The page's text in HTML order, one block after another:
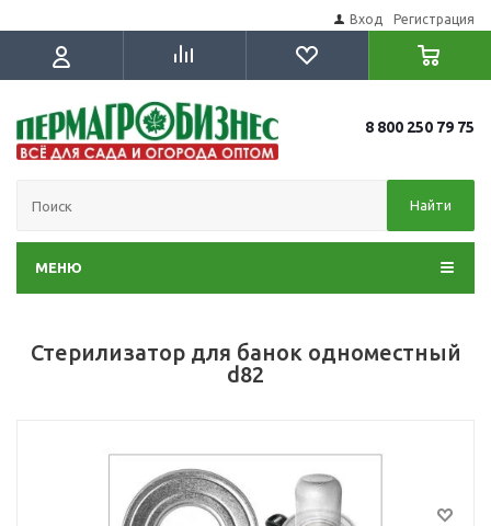
Вход Регистрация
8 800 250 79 75
Найти
МЕНЮ
Стерилизатор для банок одноместный
d82